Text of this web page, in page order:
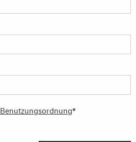
Benutzungsordnung*